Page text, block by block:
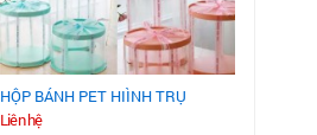
HỘP BÁNH PET HIÌNH TRỤ
Liên hệ